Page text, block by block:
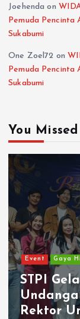
Joehenda on
Pemuda Pencinta
Sukabumi
One Zoel72 on
Pemuda Pencinta
Sukabumi
You Missed
Event Gaya
STPI
Rektor